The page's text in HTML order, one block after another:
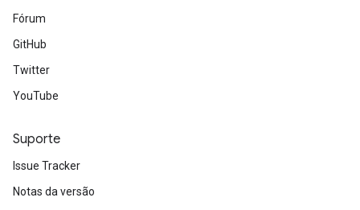
Fórum
GitHub
Twitter
YouTube
Suporte
Issue Tracker
Notas da versão